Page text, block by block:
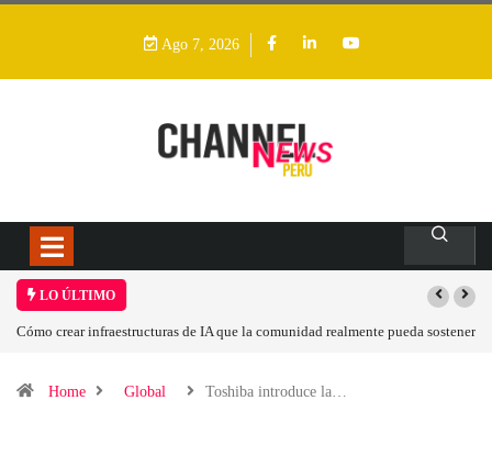
Ago 7, 2026
LO ÚLTIMO
Cómo crear infraestructuras de IA que la comunidad realmente pueda sostener
Home Global Toshiba introduce la…